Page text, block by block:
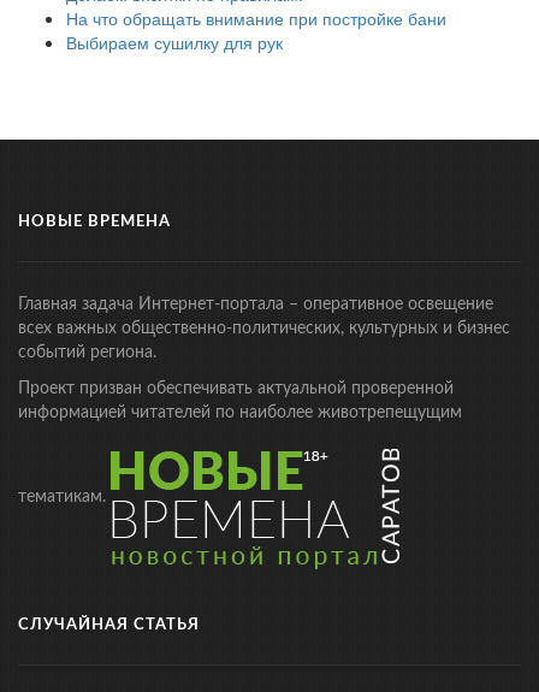
На что обращать внимание при постройке бани
Выбираем сушилку для рук
НОВЫЕ ВРЕМЕНА
Главная задача Интернет-портала – оперативное освещение
всех важных общественно-политических, культурных и бизнес
событий региона.
Проект призван обеспечивать актуальной проверенной
информацией читателей по наиболее животрепещущим
тематикам.
СЛУЧАЙНАЯ СТАТЬЯ